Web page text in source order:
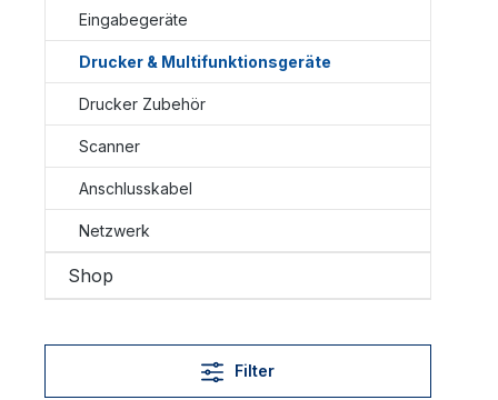
Eingabegeräte
Drucker & Multifunktionsgeräte
Drucker Zubehör
Scanner
Anschlusskabel
Netzwerk
Shop
Filter